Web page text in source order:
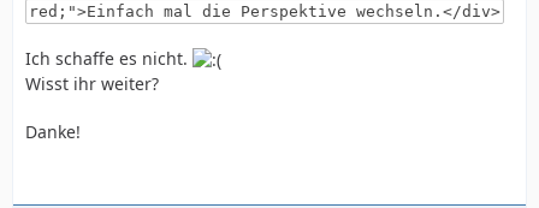
red;">Einfach mal die Perspektive wechseln.</div>
Ich schaffe es nicht.
Wisst ihr weiter?
Danke!